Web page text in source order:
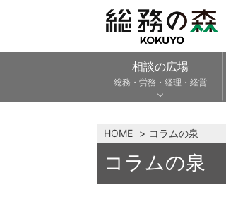
相談の広場
総務・労務・経理・経営
HOME コラムの泉
コラムの泉